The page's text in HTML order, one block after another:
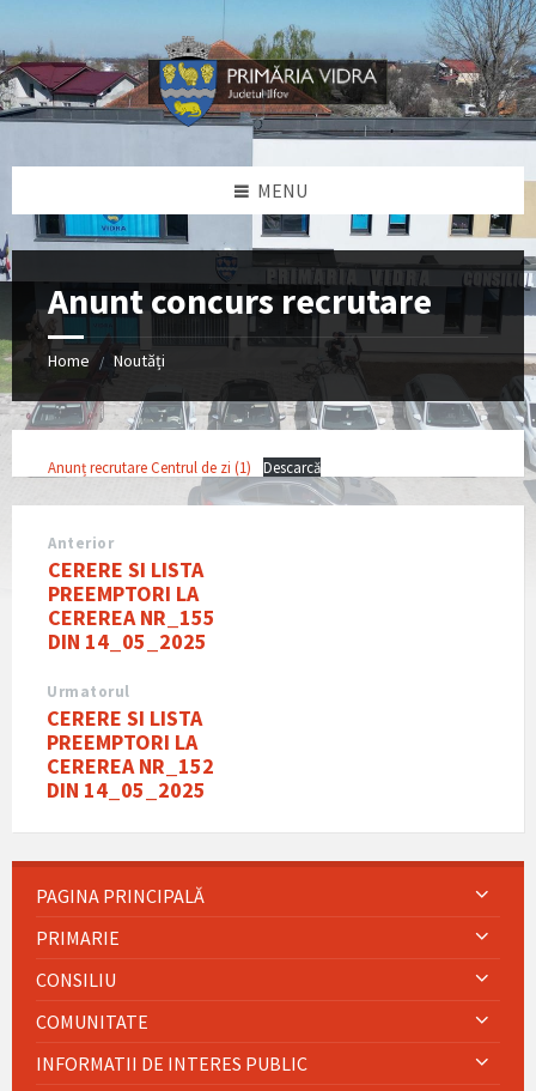
content
left
sidebar
right
sidebar
footer
MENU
Anunt concurs recrutare
Home / Noutăți
Anunț recrutare Centrul de zi (1) Descarcă
Anterior
CERERE SI LISTA
PREEMPTORI LA
CEREREA NR_155
DIN 14_05_2025
Urmatorul
CERERE SI LISTA
PREEMPTORI LA
CEREREA NR_152
DIN 14_05_2025
PAGINA PRINCIPALĂ
PRIMARIE
CONSILIU
COMUNITATE
INFORMATII DE INTERES PUBLIC